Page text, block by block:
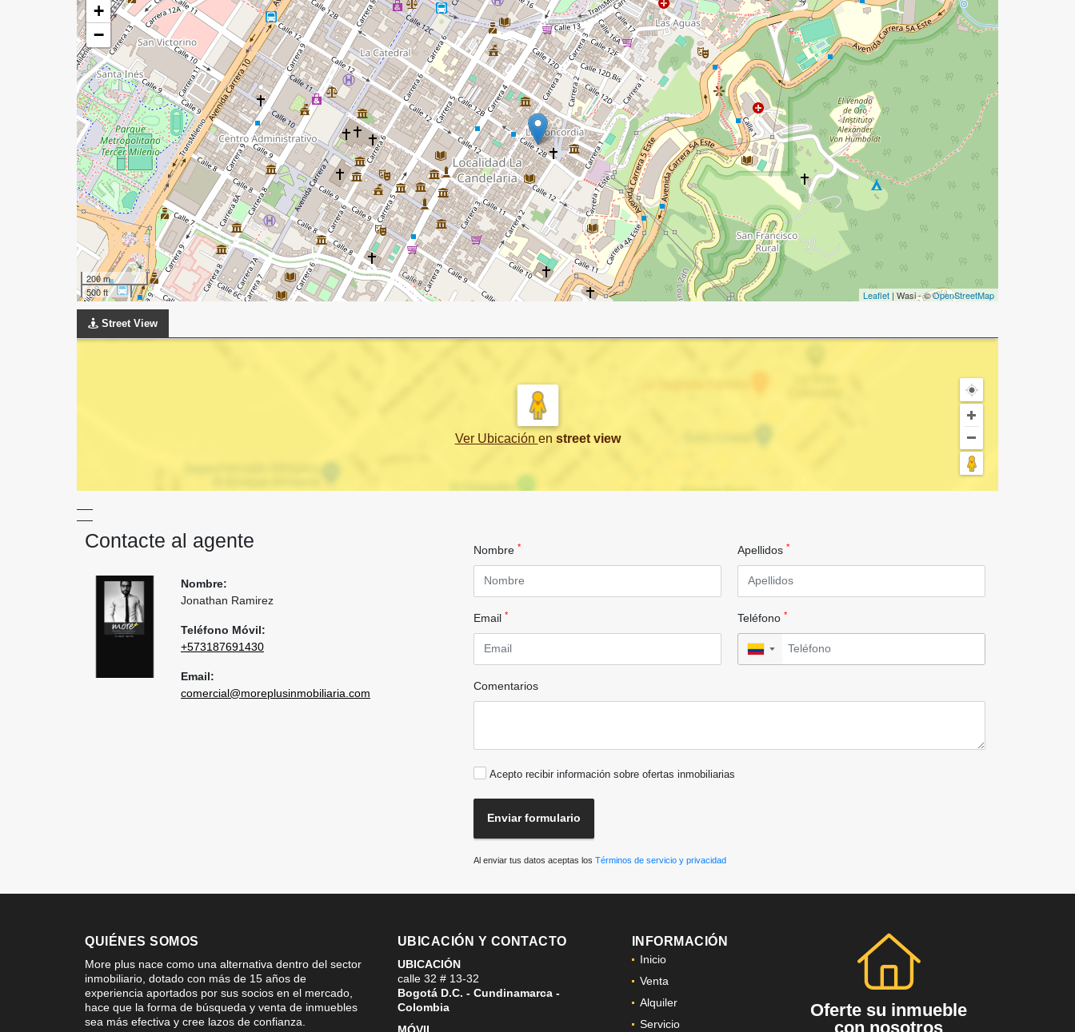
+
−
200 m
500 ft
Leaflet | Wasi - ©OpenStreetMap
Street View
Ver Ubicación en street view
Contacte al agente
Nombre:
Jonathan Ramirez
Teléfono Móvil:
+573187691430
Email:
comercial@moreplusinmobiliaria.com
Nombre * Apellidos *
Email * Teléfono *
▼
Comentarios
Acepto recibir información sobre ofertas inmobiliarias
Enviar formulario
Al enviar tus datos aceptas los Términos de servicio y privacidad
QUIÉNES SOMOS
More plus nace como una alternativa dentro del sector
inmobiliario, dotado con más de 15 años de
experiencia aportados por sus socios en el mercado,
hace que la forma de búsqueda y venta de inmuebles
sea más efectiva y cree lazos de confianza.
UBICACIÓN Y CONTACTO
UBICACIÓN
calle 32 # 13-32
Bogotá D.C. - Cundinamarca -
Colombia
INFORMACIÓN
Inicio
Venta
Alquiler
Servicio
Oferte su inmueble
con nosotros